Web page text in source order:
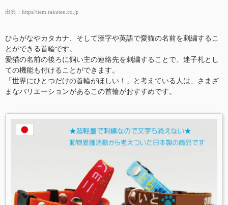
出典： https//item.rakuten.co.jp
ひらがなやカタカナ、そして漢字や英語で愛猫の名前を刺繍するこ
とができる首輪です。
愛猫の名前の後ろに飼い主の連絡先を刺繍することで、迷子札とし
ての機能も付けることができます。
「世界にひとつだけの首輪がほしい！」と考えている人は、さまざ
まなバリエーションがあるこの首輪がおすすめです。